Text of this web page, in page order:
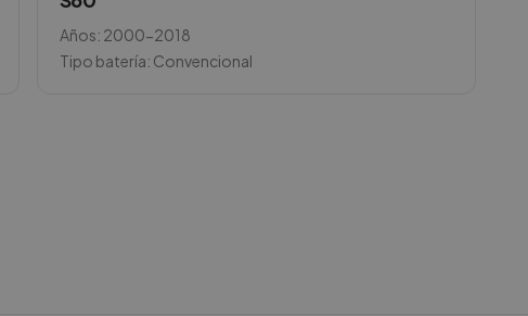
Años: 2000-2018
Tipo batería: Convencional